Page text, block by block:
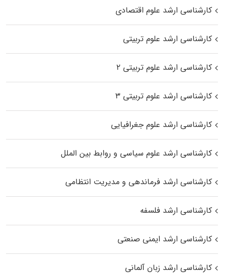
کارشناسی ارشد علوم اقتصادی
کارشناسی ارشد علوم تربیتی
کارشناسی ارشد علوم تربیتی ۲
کارشناسی ارشد علوم تربیتی ۳
کارشناسی ارشد علوم جغرافیایی
کارشناسی ارشد علوم سیاسی و روابط بین الملل
کارشناسی ارشد فرماندهی و مدیریت انتظامی
کارشناسی ارشد فلسفه
کارشناسی ارشد ایمنی صنعتی
کارشناسی ارشد زبان آلمانی